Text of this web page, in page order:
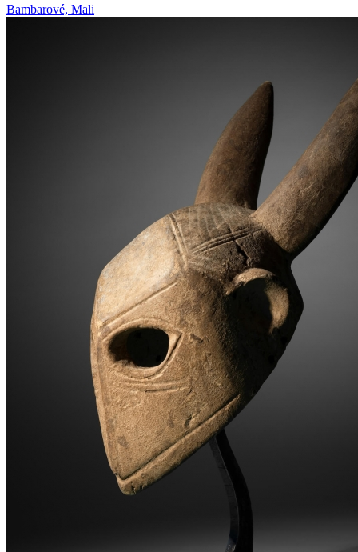
Bambarové, Mali